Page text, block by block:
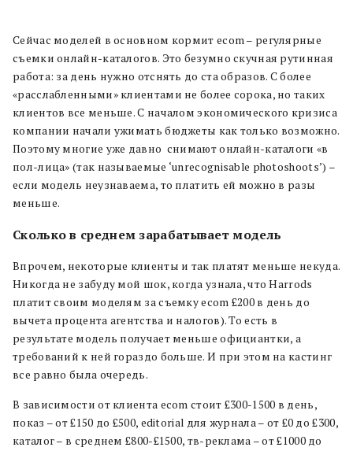
Сейчас моделей в основном кормит ecom – регулярные
съемки онлайн-каталогов. Это безумно скучная рутинная
работа: за день нужно отснять до ста образов. С более
«расслабленными» клиентами не более сорока, но таких
клиентов все меньше. С началом экономического кризиса
компании начали ужимать бюджеты как только возможно.
Поэтому многие уже давно снимают онлайн-каталоги «в
пол-лица» (так называемые ‘unrecognisable photoshoots’) –
если модель неузнаваема, то платить ей можно в разы
меньше.
Сколько в среднем зарабатывает модель
Впрочем, некоторые клиенты и так платят меньше некуда.
Никогда не забуду мой шок, когда узнала, что Harrods
платит своим моделям за съемку ecom £200 в день до
вычета процента агентства и налогов). То есть в
результате модель получает меньше официантки, а
требований к ней гораздо больше. И при этом на кастинг
все равно была очередь.
В зависимости от клиента ecom стоит £300-1500 в день,
показ – от £150 до £500, editorial для журнала – от £0 до £300,
каталог – в среднем £800-£1500, тв-реклама – от £1000 до